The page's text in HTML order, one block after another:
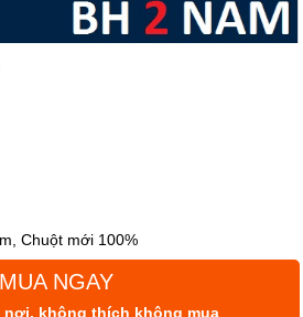
Chuột mới 100%
MUA NGAY
nơi, không thích không mua